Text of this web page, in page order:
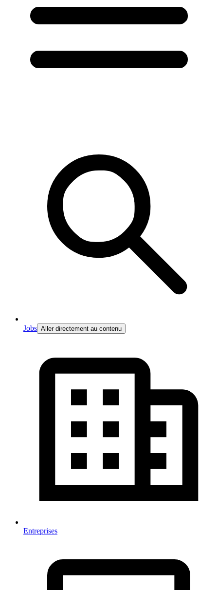
Jobs Aller directement au contenu
Entreprises